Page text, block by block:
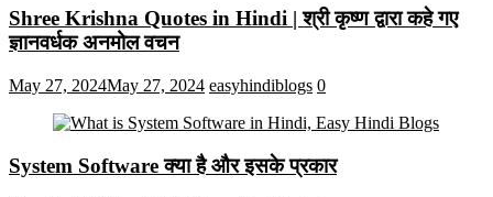
Shree Krishna Quotes in Hindi | श्री कृष्ण द्वारा कहे गए
ज्ञानवर्धक अनमोल वचन
May 27, 2024May 27, 2024 easyhindiblogs 0
System Software क्या है और इसके प्रकार